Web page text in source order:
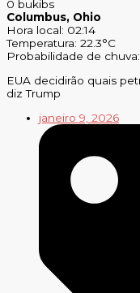
0 bukibs
Columbus, Ohio
Hora local: 02:14
Temperatura: 22.3°C
Probabilidade de
EUA decidirão quais
diz Trump
janeiro 9, 2026